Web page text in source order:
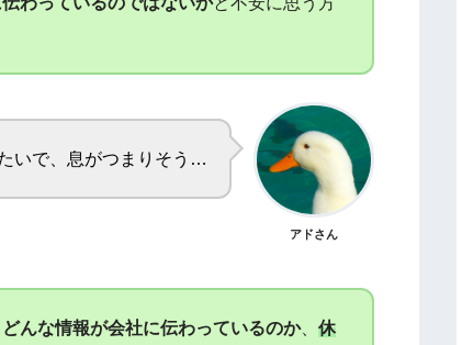
いで、息がつまりそう…
アドさん
どんな情報が会社に伝わっているのか、 休